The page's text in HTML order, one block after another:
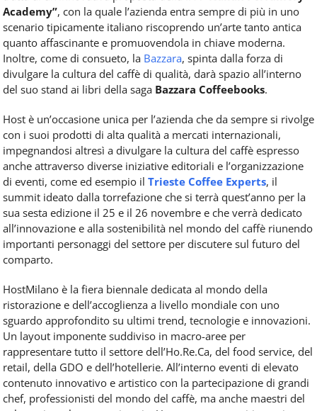
Academy”, con la quale l’azienda entra sempre di più in uno
scenario tipicamente italiano riscoprendo un’arte tanto antica
quanto affascinante e promuovendola in chiave moderna.
Inoltre, come di consueto, la Bazzara, spinta dalla forza di
divulgare la cultura del caffè di qualità, darà spazio all’interno
del suo stand ai libri della saga Bazzara Coffeebooks.
Host è un’occasione unica per l’azienda che da sempre si rivolge
con i suoi prodotti di alta qualità a mercati internazionali,
impegnandosi altresì a divulgare la cultura del caffè espresso
anche attraverso diverse iniziative editoriali e l’organizzazione
di eventi, come ed esempio il Trieste Coffee Experts, il
summit ideato dalla torrefazione che si terrà quest’anno per la
sua sesta edizione il 25 e il 26 novembre e che verrà dedicato
all’innovazione e alla sostenibilità nel mondo del caffè riunendo
importanti personaggi del settore per discutere sul futuro del
comparto.
HostMilano è la fiera biennale dedicata al mondo della
ristorazione e dell’accoglienza a livello mondiale con uno
sguardo approfondito su ultimi trend, tecnologie e innovazioni.
Un layout imponente suddiviso in macro-aree per
rappresentare tutto il settore dell’Ho.Re.Ca, del food service, del
retail, della GDO e dell’hotellerie. All’interno eventi di elevato
contenuto innovativo e artistico con la partecipazione di grandi
chef, professionisti del mondo del caffè, ma anche maestri del